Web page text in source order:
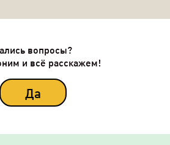
вопросы?
и всё расскажем!
Да